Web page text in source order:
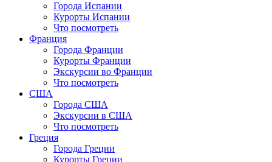
Города Испании
Курорты Испании
Что посмотреть
Франция
Города Франции
Курорты Франции
Экскурсии во Франции
Что посмотреть
США
Города США
Экскурсии в США
Что посмотреть
Греция
Города Греции
Курорты Греции